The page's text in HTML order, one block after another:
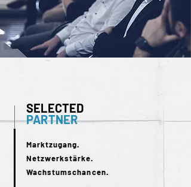
SELECTED
PARTNER
Marktzugang.
Netzwerkstärke.
Wachstumschancen.